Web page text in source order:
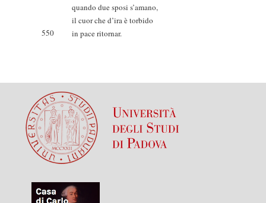
quando due sposi s’amano,
il cuor che d’ira è torbido
550
in pace ritornar.